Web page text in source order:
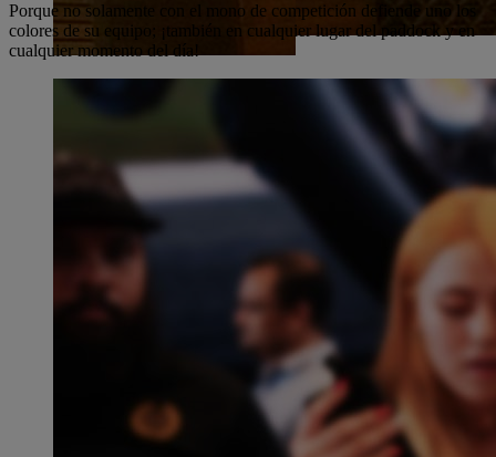
Porque no solamente con el mono de competición defiende uno los
colores de su equipo; ¡también en cualquier lugar del paddock y en
cualquier momento del día!